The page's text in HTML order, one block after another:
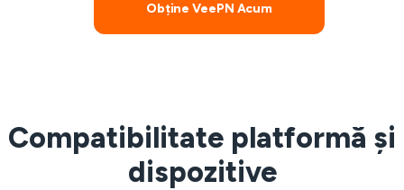
Obține VeePN Acum
Compatibilitate platformă și
dispozitive